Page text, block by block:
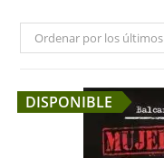
Ordenar por los últimos
DISPONIBLE